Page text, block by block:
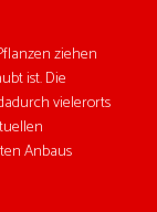
ziehen
ist. Die
vielerorts
Anbaus